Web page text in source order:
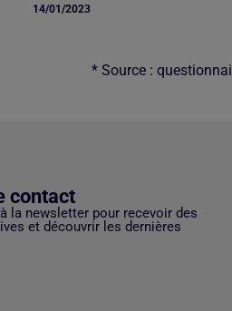
14/01/2023
* Source :
contact
la newsletter pour recevoir des
et découvrir les dernières